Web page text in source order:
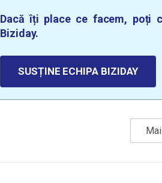
Dacă îți place ce facem, poți
Biziday.
SUSȚINE ECHIPA BIZIDAY